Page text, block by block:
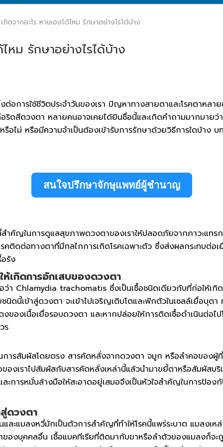
ดจากอะไร หายเองได้ไหม รักษาอย่างไรได้บ้าง
หม รักษาอย่างไรได้บ้าง
การใช้ชีวิตประจำวันของเรา ปัญหาทางสายตาและโรคตาหลา
ดสีดวงตา หลายคนอาจเคยได้ยินชื่อนี้และเกิดคำถามมากมายว่
อไม่ หรือมีความจำเป็นต้องเข้ารับการรักษาด้วยวิธีการใดบ้าง
สนใจปรึกษาจักษุแพทย์ผู้ชำนาญ
สำคัญในการดูแลสุขภาพดวงตาของเราให้ปลอดภัยจากภาวะแท
ติดต่อทางตาที่มีกลไกการเกิดโรคเฉพาะตัว ซึ่งส่งผลกระทบต่อเ
อรัง
เกิดการอักเสบของดวงตา
ว่า Chlamydia trachomatis ซึ่งเป็นเชื้อชนิดเดียวกับที่ก่อให้
นิดนี้เข้าสู่ดวงตา จะเข้าไปเจริญเติบโตและฟักตัวในเซลล์เยื่อบุ
ของเนื้อเยื่อรอบดวงตา และหากปล่อยให้การติดเชื้อดำเนินต่อ
ร
นการสัมผัสโดยตรง สารคัดหลั่งจากดวงตา จมูก หรือลำคอของ
งเราไปสัมผัสกับสารคัดหลั่งเหล่านี้แล้วนำมาขยี้ตาหรือสัมผัสบริ
ารหมั่นล้างมือให้สะอาดอยู่เสมอจึงเป็นหัวใจสำคัญในการป้องกั
ดวงตา
ะแมลงหวี่มักเป็นตัวการสำคัญที่ทำให้โรคนี้แพร่ระบาด แมลงเ
าของบุคคลอื่น เชื้อแบคทีเรียที่ติดมากับขาหรือลำตัวของแมลง